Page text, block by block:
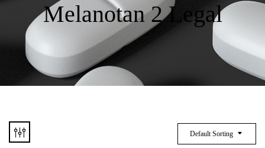
Melanotan 2 Legal
Default Sorting